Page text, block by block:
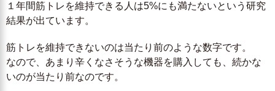
１年間筋トレを維持できる人は5%にも満たないという研究
結果が出ています。
筋トレを維持できないのは当たり前のような数字です。
なので、あまり辛くなさそうな機器を購入しても、続かな
いのが当たり前なのです。